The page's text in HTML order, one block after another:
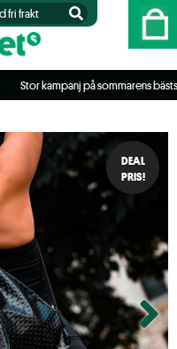
Stor kampanj på sommarens
DEAL
PRIS!